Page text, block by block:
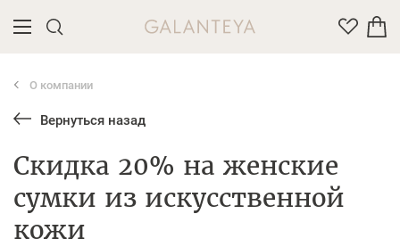
Введите название или артикул товара
О компании
Вернуться назад
Скидка 20% на женские
сумки из искусственной
кожи